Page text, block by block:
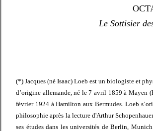
Le Sottisier
(*) Jacques (né Isaac) Loeb est un biologiste et
d’origine allemande, né le 7 avril 1859 à Mayen
février 1924 à Hamilton aux Bermudes. Loeb
philosophie après la lecture d'Arthur
ses études dans les universités de Berlin,